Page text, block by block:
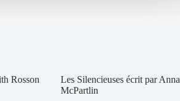
Rosson
Les Silencieuses écrit par Anna
McPartlin